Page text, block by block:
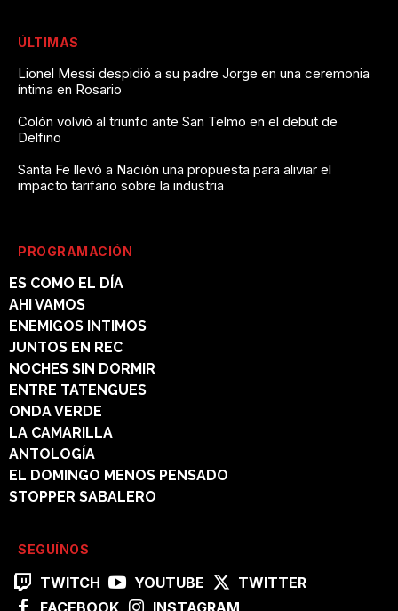
ÚLTIMAS
Lionel Messi despidió a su padre Jorge en una ceremonia
íntima en Rosario
Colón volvió al triunfo ante San Telmo en el debut de
Delfino
Santa Fe llevó a Nación una propuesta para aliviar el
impacto tarifario sobre la industria
PROGRAMACIÓN
ES COMO EL DÍA
AHI VAMOS
ENEMIGOS INTIMOS
JUNTOS EN REC
NOCHES SIN DORMIR
ENTRE TATENGUES
ONDA VERDE
LA CAMARILLA
ANTOLOGÍA
EL DOMINGO MENOS PENSADO
STOPPER SABALERO
SEGUÍNOS
TWITCH YOUTUBE
TWITTER